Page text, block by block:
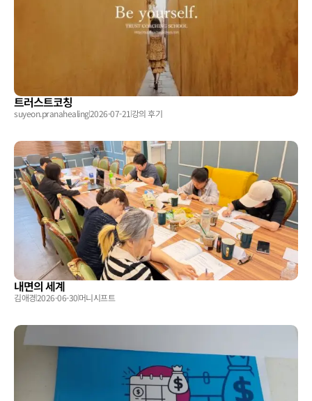
트러스트코칭
suyeon.pranahealing2026-07-21 강의 후기
내면의 세계
김애경2026-06-30머니시프트